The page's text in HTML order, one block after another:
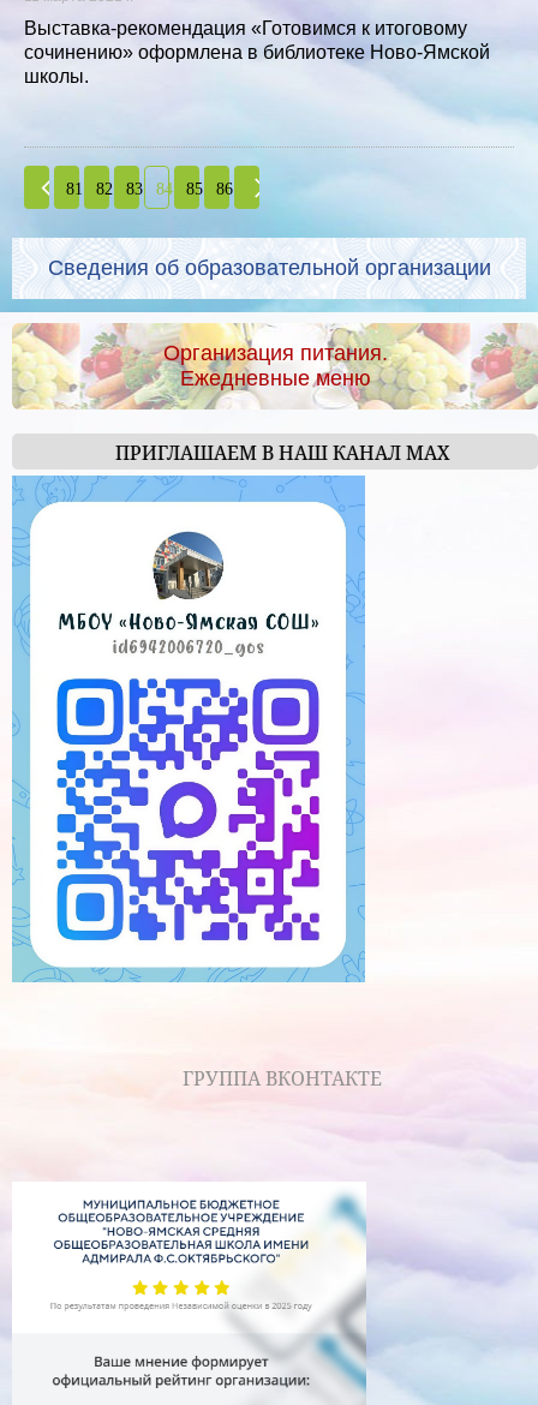
Выставка-рекомендация «Готовимся к итоговому
сочинению» оформлена в библиотеке Ново-Ямской
школы.
81 82 83 84 85 86
Сведения об образовательной организации
Организация питания.
Ежедневные меню
ПРИГЛАШАЕМ В НАШ КАНАЛ МАХ
ГРУППА ВКОНТАКТЕ